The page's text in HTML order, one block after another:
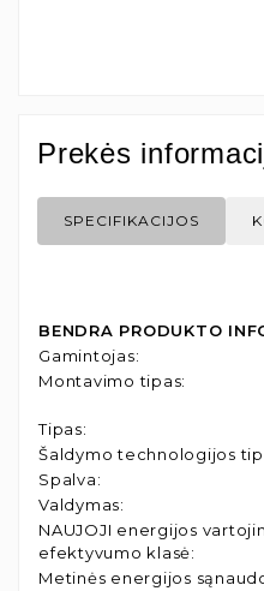
Prekės
SPECIFIKACIJOS
BENDRA PRODUKTO
Gamintojas:
Montavimo tipas:
Tipas:
Šaldymo technologijos
Spalva:
Valdymas:
NAUJOJI energijos
efektyvumo klasė:
Metinės energijos